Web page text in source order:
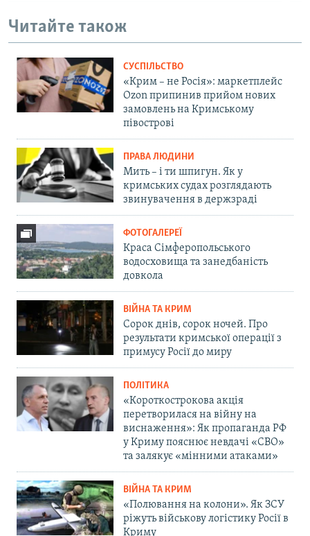
Читайте також
СУСПІЛЬСТВО
«Крим – не Росія»: маркетплейс
Ozon припинив прийом нових
замовлень на Кримському
півострові
ПРАВА ЛЮДИНИ
Мить – і ти шпигун. Як у
кримських судах розглядають
звинувачення в держзраді
ФОТОГАЛЕРЕЇ
Краса Сімферопольського
водосховища та занедбаність
довкола
ВІЙНА ТА КРИМ
Сорок днів, сорок ночей. Про
результати кримської операції з
примусу Росії до миру
ПОЛІТИКА
«Короткострокова акція
перетворилася на війну на
виснаження»: Як пропаганда РФ
у Криму пояснює невдачі «СВО»
та залякує «мінними атаками»
ВІЙНА ТА КРИМ
«Полювання на колони». Як ЗСУ
ріжуть військову логістику Росії в
Криму